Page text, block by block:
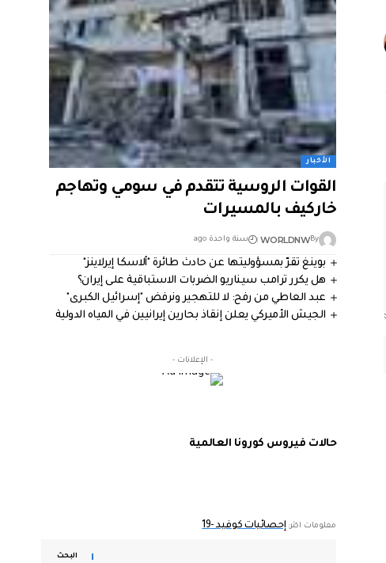
الأخبار
القوات الروسية تتقدم في سومي وتهاجم
خاركيف بالمسيرات
By
WORLDNW سنة واحدة ago
بوينغ تقرّ بمسؤوليتها عن حادث طائرة "ألاسكا إيرلاينز"
هل يكرر ترامب سيناريو الضربات الاستباقية على إيران؟
عبد العاطي من رفح: لا للتهجير ونرفض "إسرائيل الكبرى"
الجيش الأميركي يعلن إنقاذ بحارين إيرانيين في المياه الدولية
- الإعلانات -
حالات فيروس كورونا العالمية
معلومات اكثر: إحصائيات كوفيد -19
البحث